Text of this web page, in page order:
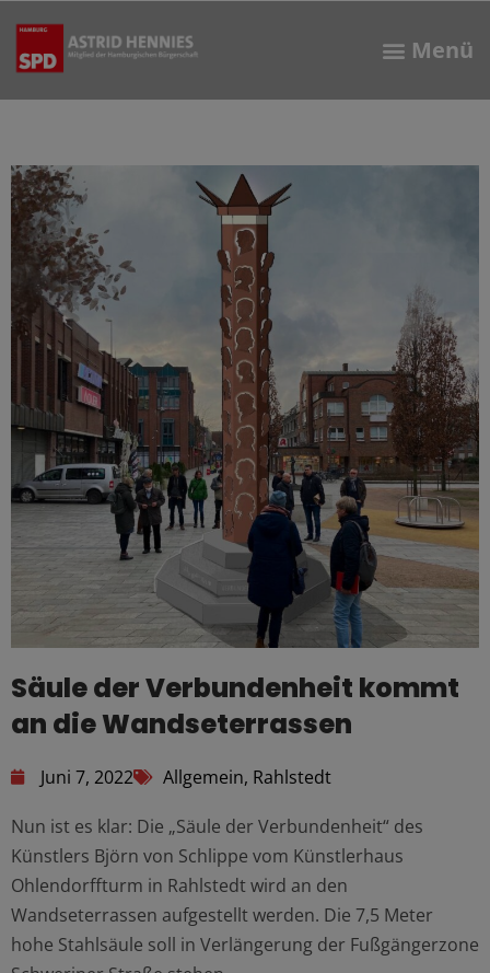
Säule der Verbundenheit kommt
an die Wandseterrassen
Juni 7, 2022 Allgemein, Rahlstedt
Nun ist es klar: Die „Säule der Verbundenheit“ des
Künstlers Björn von Schlippe vom Künstlerhaus
Ohlendorffturm in Rahlstedt wird an den
Wandseterrassen aufgestellt werden. Die 7,5 Meter
hohe Stahlsäule soll in Verlängerung der Fußgängerzone